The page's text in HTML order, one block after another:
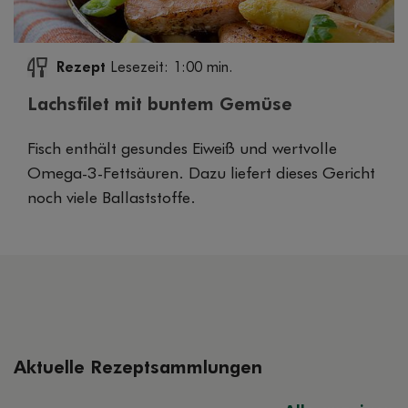
Rezept Lesezeit: 1:00 min.
Lachsfilet mit buntem Gemüse
Fisch enthält gesundes Eiweiß und wertvolle
Omega-3-Fettsäuren. Dazu liefert dieses Gericht
noch viele Ballaststoffe.
Aktuelle Rezeptsammlungen